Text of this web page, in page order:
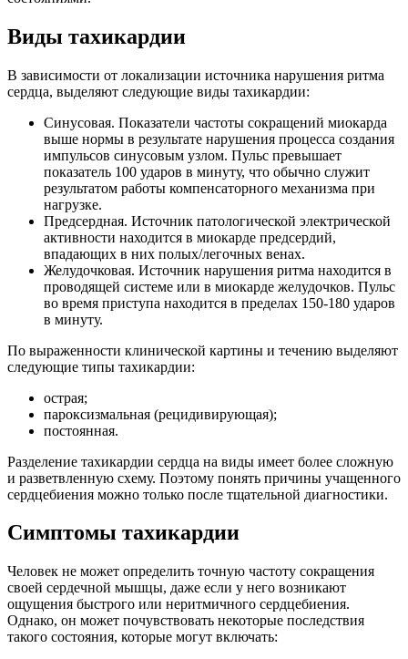
Виды тахикардии
В зависимости от локализации источника нарушения ритма
сердца, выделяют следующие виды тахикардии:
Синусовая. Показатели частоты сокращений миокарда
выше нормы в результате нарушения процесса создания
импульсов синусовым узлом. Пульс превышает
показатель 100 ударов в минуту, что обычно служит
результатом работы компенсаторного механизма при
нагрузке.
Предсердная. Источник патологической электрической
активности находится в миокарде предсердий,
впадающих в них полых/легочных венах.
Желудочковая. Источник нарушения ритма находится в
проводящей системе или в миокарде желудочков. Пульс
во время приступа находится в пределах 150-180 ударов
в минуту.
По выраженности клинической картины и течению выделяют
следующие типы тахикардии:
острая;
пароксизмальная (рецидивирующая);
постоянная.
Разделение тахикардии сердца на виды имеет более сложную
и разветвленную схему. Поэтому понять причины учащенного
сердцебиения можно только после тщательной диагностики.
Симптомы тахикардии
Человек не может определить точную частоту сокращения
своей сердечной мышцы, даже если у него возникают
ощущения быстрого или неритмичного сердцебиения.
Однако, он может почувствовать некоторые последствия
такого состояния, которые могут включать: